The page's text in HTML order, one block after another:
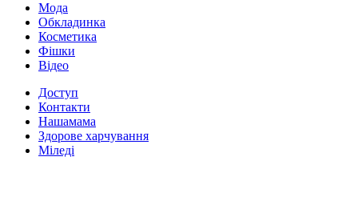
Мода
Обкладинка
Косметика
Фішки
Відео
Доступ
Контакти
Нашамама
Здорове харчування
Міледі